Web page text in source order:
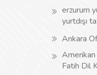
erzurum
yurtdışı
Ankara
Fatih Dil